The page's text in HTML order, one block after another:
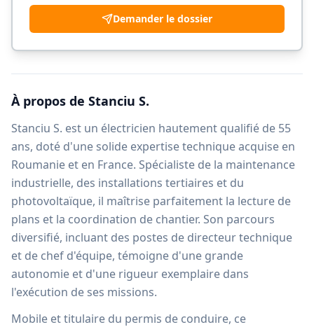
Demander le dossier
À propos de Stanciu S.
Stanciu S. est un électricien hautement qualifié de 55
ans, doté d'une solide expertise technique acquise en
Roumanie et en France. Spécialiste de la maintenance
industrielle, des installations tertiaires et du
photovoltaïque, il maîtrise parfaitement la lecture de
plans et la coordination de chantier. Son parcours
diversifié, incluant des postes de directeur technique
et de chef d'équipe, témoigne d'une grande
autonomie et d'une rigueur exemplaire dans
l'exécution de ses missions.
Mobile et titulaire du permis de conduire, ce